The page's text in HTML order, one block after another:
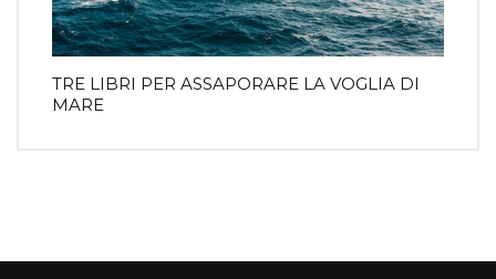
TRE LIBRI PER ASSAPORARE LA VOGLIA DI
MARE